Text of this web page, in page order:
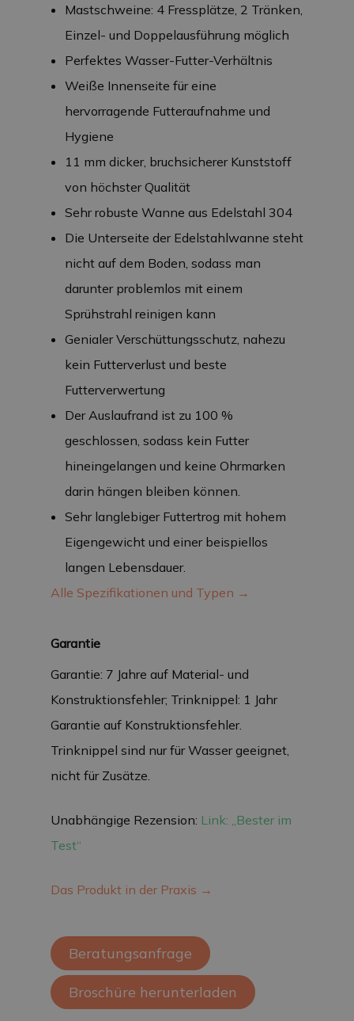
Mastschweine: 4 Fressplätze, 2 Tränken,
Einzel- und Doppelausführung möglich
Perfektes Wasser-Futter-Verhältnis
Weiße Innenseite für eine
hervorragende Futteraufnahme und
Hygiene
11 mm dicker, bruchsicherer Kunststoff
von höchster Qualität
Sehr robuste Wanne aus Edelstahl 304
Die Unterseite der Edelstahlwanne steht
nicht auf dem Boden, sodass man
darunter problemlos mit einem
Sprühstrahl reinigen kann
Genialer Verschüttungsschutz, nahezu
kein Futterverlust und beste
Futterverwertung
Der Auslaufrand ist zu 100 %
geschlossen, sodass kein Futter
hineingelangen und keine Ohrmarken
darin hängen bleiben können.
Sehr langlebiger Futtertrog mit hohem
Eigengewicht und einer beispiellos
langen Lebensdauer.
Alle Spezifikationen und Typen →
Garantie
Garantie: 7 Jahre auf Material- und
Konstruktionsfehler; Trinknippel: 1 Jahr
Garantie auf Konstruktionsfehler.
Trinknippel sind nur für Wasser geeignet,
nicht für Zusätze.
Unabhängige Rezension: Link: „Bester im
Test“
Das Produkt in der Praxis →
Beratungsanfrage
Broschüre herunterladen